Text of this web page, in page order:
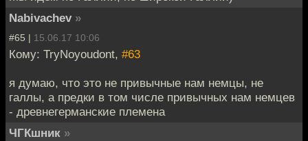
Nabivachev »
#65 | 15.06.17 10:06
Кому: TryNoyoudont, #63
я думаю, что это не привычные нам немцы, не
галлы, а предки в том числе привычных нам немцев
- древнегерманские племена
ЧГКшник »